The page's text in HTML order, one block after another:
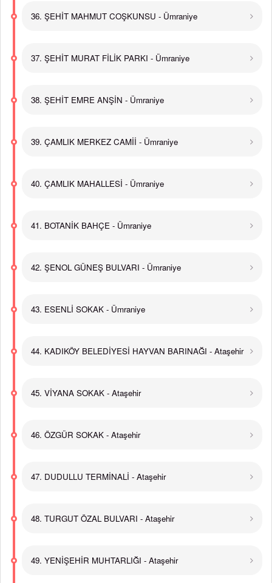
36. ŞEHİT MAHMUT COŞKUNSU - Ümraniye
37. ŞEHİT MURAT FİLİK PARKI - Ümraniye
38. ŞEHİT EMRE ANŞİN - Ümraniye
39. ÇAMLIK MERKEZ CAMİİ - Ümraniye
40. ÇAMLIK MAHALLESİ - Ümraniye
41. BOTANİK BAHÇE - Ümraniye
42. ŞENOL GÜNEŞ BULVARI - Ümraniye
43. ESENLİ SOKAK - Ümraniye
44. KADIKÖY BELEDİYESİ HAYVAN BARINAĞI - Ataşehir
45. VİYANA SOKAK - Ataşehir
46. ÖZGÜR SOKAK - Ataşehir
47. DUDULLU TERMİNALİ - Ataşehir
48. TURGUT ÖZAL BULVARI - Ataşehir
49. YENİŞEHİR MUHTARLIĞI - Ataşehir